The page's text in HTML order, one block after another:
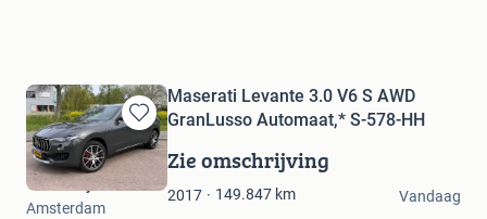
Bewaren
in
Favorieten
Maserati Levante 3.0 V6 S AWD
GranLusso Automaat,* S-578-HH
Zie omschrijving
2017 149.847 km
Troostwijk Auctions
Amsterdam
Vandaag